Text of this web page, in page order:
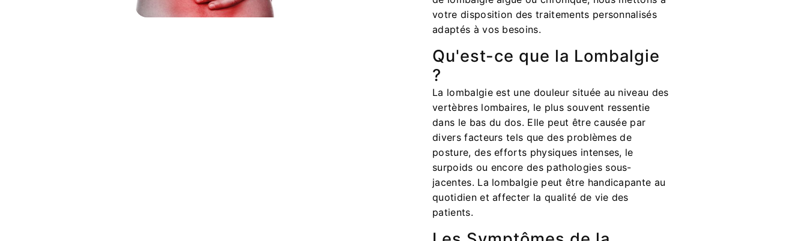
votre disposition des traitements personnalisés
adaptés à vos besoins.
Qu'est-ce que la Lombalgie
?
La lombalgie est une douleur située au niveau des
vertèbres lombaires, le plus souvent ressentie
dans le bas du dos. Elle peut être causée par
divers facteurs tels que des problèmes de
posture, des efforts physiques intenses, le
surpoids ou encore des pathologies sous-
jacentes. La lombalgie peut être handicapante au
quotidien et affecter la qualité de vie des
patients.